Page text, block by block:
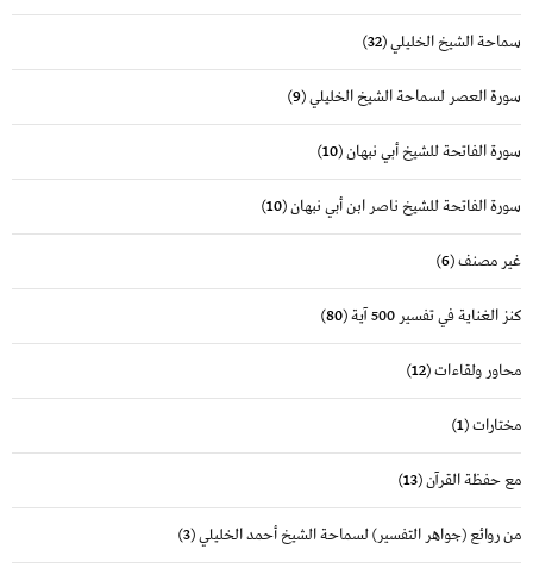
سماحة الشيخ الخليلي(32)
سورة العصر لسماحة الشيخ الخليلي(9)
سورة الفاتحة للشيخ أبي نبهان(10)
سورة الفاتحة للشيخ ناصر ابن أبي نبهان(10)
غير مصنف(6)
كنز الغناية في تفسير 500 آية
(80)
محاور ولقاءات(12)
مختارات(1)
مع حفظة القرآن(13)
من روائع (جواهر التفسير) لسماحة الشيخ أحمد الخليلي(3)